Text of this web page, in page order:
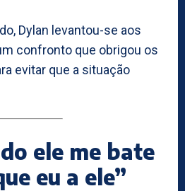
Dylan levantou-se aos
confronto que obrigou os
evitar que a situação
ele me bate
eu a ele”